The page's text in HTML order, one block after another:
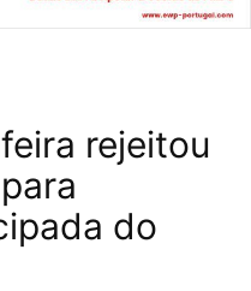
rejeitou
do